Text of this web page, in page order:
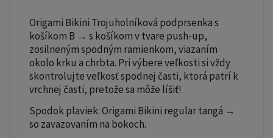
Origami Bikini Trojuholníková podprsenka s
košíkom B → s košíkom v tvare push-up,
zosilneným spodným ramienkom, viazaním
okolo krku a chrbta. Pri výbere veľkosti si vždy
skontrolujte veľkosť spodnej časti, ktorá patrí k
vrchnej časti, pretože sa môže líšiť!
Spodok plaviek: Origami Bikini regular tangá →
so zaväzovaním na bokoch.